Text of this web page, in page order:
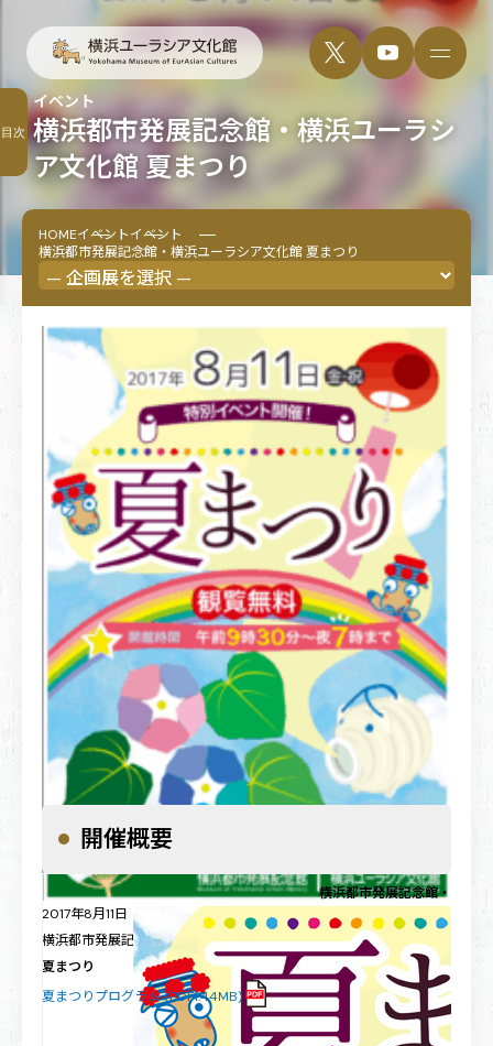
横浜都市発展記念館・横浜ユーラシ
ア文化館 夏まつり
イベント
HOMEイベントイベント
横浜都市発展記念館・横浜ユーラシア文化館 夏まつり
2017年8月11日（金・祝）
横浜都市発展記念館・横浜ユーラシア文化館
夏まつり
夏まつりプログラム (PDF1.44MB)
開催概要
横浜都市発展記念館・横浜
目次